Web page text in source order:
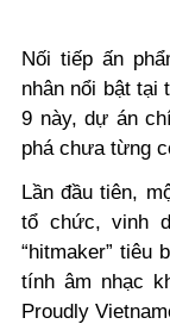
Nối tiếp ấn
nhân nổi bật
9 này, dự án
phá chưa từng
Lần đầu tiên,
tổ chức, vinh
“hitmaker” tiêu
tính âm nhạc
Proudly